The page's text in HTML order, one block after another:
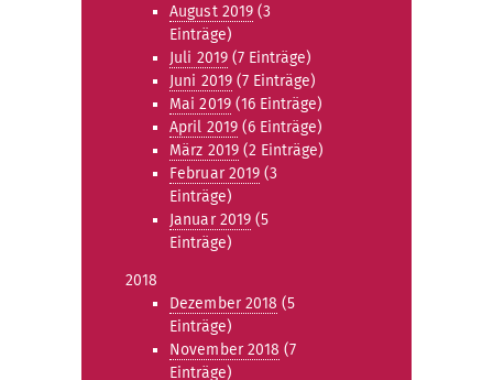
August 2019 (3
Einträge)
Juli 2019(7 Einträge)
Juni 2019(7 Einträge)
Mai 2019(16 Einträge)
April 2019 (6 Einträge)
März 2019(2 Einträge)
Februar 2019 (3
Einträge)
Januar 2019 (5
Einträge)
2018
Dezember 2018 (5
Einträge)
November 2018 (7
Einträge)